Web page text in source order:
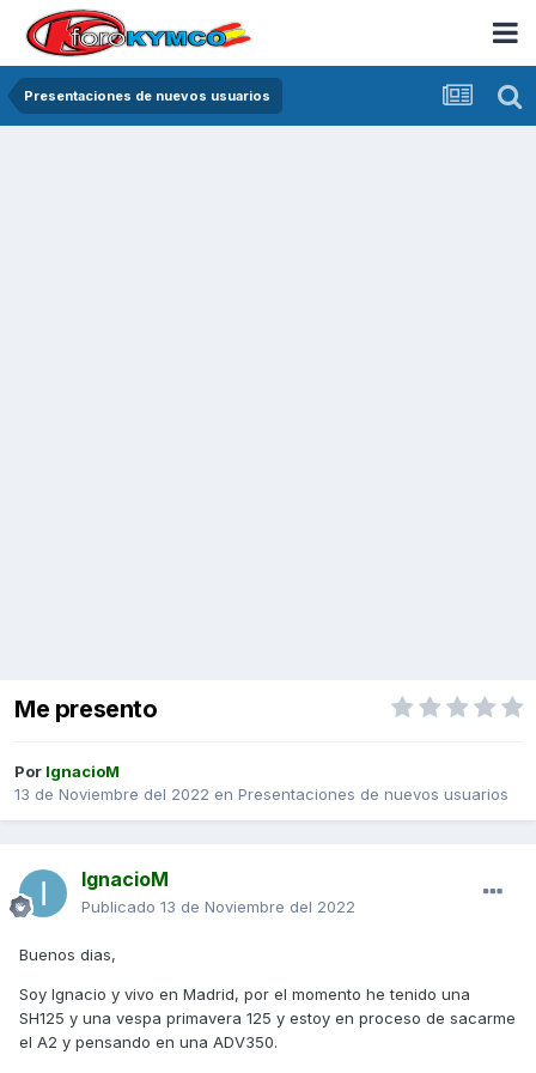
Presentaciones de nuevos usuarios
Me presento
Por IgnacioM
13 de Noviembre del 2022 en Presentaciones de nuevos usuarios
IgnacioM
Publicado 13 de Noviembre del 2022
Buenos dias,
Soy Ignacio y vivo en Madrid, por el momento he tenido una
SH125 y una vespa primavera 125 y estoy en proceso de sacarme
el A2 y pensando en una ADV350.